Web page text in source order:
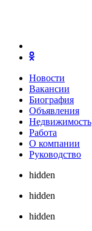
Новости
Вакансии
Биография
Объявления
Недвижимость
Работа
О компании
Руководство
hidden
hidden
hidden